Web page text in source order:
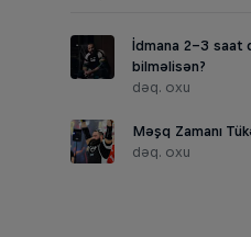
İdmana 2-3 saat
bilməlisən?
dəq. oxu
Məşq Zamanı
dəq. oxu